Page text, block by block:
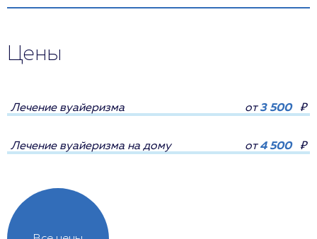
Цены
Лечение вуайеризма от3 500 ₽
Лечение вуайеризма на дому от4 500 ₽